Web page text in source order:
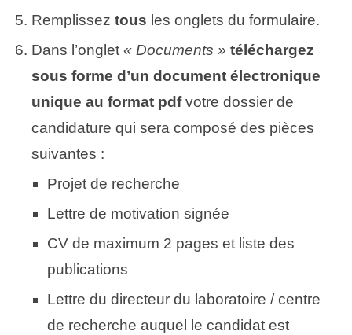
Remplissez tous les onglets du formulaire.
Dans l’onglet « Documents » téléchargez
sous forme d’un document électronique
unique au format pdfvotre dossier de
candidature qui sera composé des pièces
suivantes :
Projet de recherche
Lettre de motivation signée
CV de maximum 2 pages et liste des
publications
Lettre du directeur du laboratoire / centre
de recherche auquel le candidat est